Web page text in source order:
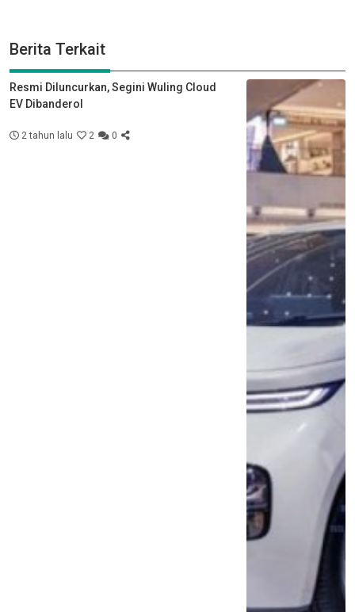
Berita Terkait
Resmi Diluncurkan, Segini Wuling Cloud
EV Dibanderol
2 tahun lalu 2 0